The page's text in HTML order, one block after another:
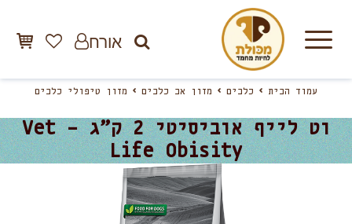
אורח
עמוד הבית כלבים מזון אב כלבים מזון טיפולי כלבים
וט לייף אוביסיטי 2 ק”ג – Vet
Life Obisity